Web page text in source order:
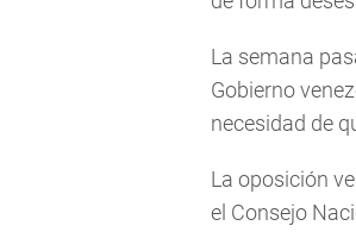
La semana
Gobierno
necesidad de
La oposición
el Consejo